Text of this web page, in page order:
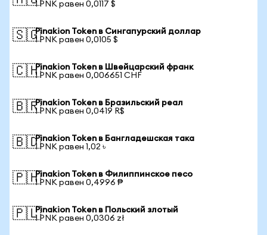
1 PNK равен 0,0117 $
🇸🇬Pinakion Token в Сингапурский доллар
1 PNK равен 0,0105 $
🇨🇭Pinakion Token в Швейцарский франк
1 PNK равен 0,006651 CHF
🇧🇷Pinakion Token в Бразильский реал
1 PNK равен 0,0419 R$
🇧🇩Pinakion Token в Бангладешская така
1 PNK равен 1,02 ৳
🇵🇭Pinakion Token в Филиппинское песо
1 PNK равен 0,4996 ₱
🇵🇱Pinakion Token в Польский злотый
1 PNK равен 0,0306 zł